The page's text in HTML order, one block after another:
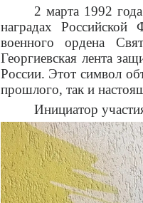
2 марта 1992
наградах Российской
военного ордена
Георгиевская лента
России. Этот символ
прошлого, так и
Инициатор